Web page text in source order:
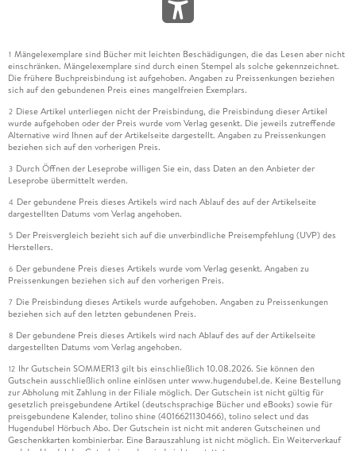
1 Mängelexemplare sind Bücher mit leichten Beschädigungen, die das Lesen aber nicht
einschränken. Mängelexemplare sind durch einen Stempel als solche gekennzeichnet.
Die frühere Buchpreisbindung ist aufgehoben. Angaben zu Preissenkungen beziehen
sich auf den gebundenen Preis eines mangelfreien Exemplars.
2 Diese Artikel unterliegen nicht der Preisbindung, die Preisbindung dieser Artikel
wurde aufgehoben oder der Preis wurde vom Verlag gesenkt. Die jeweils zutreffende
Alternative wird Ihnen auf der Artikelseite dargestellt. Angaben zu Preissenkungen
beziehen sich auf den vorherigen Preis.
3 Durch Öffnen der Leseprobe willigen Sie ein, dass Daten an den Anbieter der
Leseprobe übermittelt werden.
4 Der gebundene Preis dieses Artikels wird nach Ablauf des auf der Artikelseite
dargestellten Datums vom Verlag angehoben.
5 Der Preisvergleich bezieht sich auf die unverbindliche Preisempfehlung (UVP) des
Herstellers.
6 Der gebundene Preis dieses Artikels wurde vom Verlag gesenkt. Angaben zu
Preissenkungen beziehen sich auf den vorherigen Preis.
7 Die Preisbindung dieses Artikels wurde aufgehoben. Angaben zu Preissenkungen
beziehen sich auf den letzten gebundenen Preis.
8 Der gebundene Preis dieses Artikels wird nach Ablauf des auf der Artikelseite
dargestellten Datums vom Verlag angehoben.
12 Ihr Gutschein SOMMER13 gilt bis einschließlich 10.08.2026. Sie können den
Gutschein ausschließlich online einlösen unter www.hugendubel.de. Keine Bestellung
zur Abholung mit Zahlung in der Filiale möglich. Der Gutschein ist nicht gültig für
gesetzlich preisgebundene Artikel (deutschsprachige Bücher und eBooks) sowie für
preisgebundene Kalender, tolino shine (4016621130466), tolino select und das
Hugendubel Hörbuch Abo. Der Gutschein ist nicht mit anderen Gutscheinen und
Geschenkkarten kombinierbar. Eine Barauszahlung ist nicht möglich. Ein Weiterverkauf